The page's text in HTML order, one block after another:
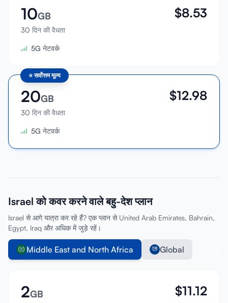
10GB
30 दिन की वैधता
$8.53
5G नेटवर्क
⭐सर्वोत्तम मूल्य
20GB
30 दिन की वैधता
$12.98
5G नेटवर्क
Israel को कवर करने वाले बहु-देश प्लान
Israel से आगे यात्रा कर रहे हैं? एक प्लान से United Arab Emirates, Bahrain,
Egypt, Iraq और अधिक में जुड़े रहें।
Middle East and North Africa Global
2GB $11.12